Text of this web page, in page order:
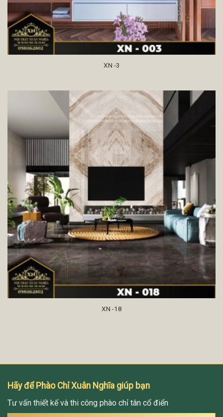
XN -3
XN -18
Hãy để Phào Chỉ Xuân Nghĩa giúp bạn
Tư vấn thiết kế và thi công phào chỉ tân cổ điển